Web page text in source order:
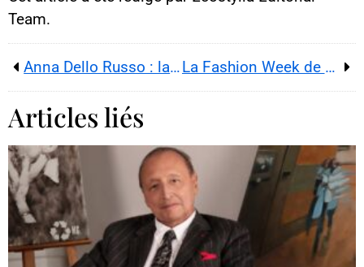
Team.
Anna Dello Russo : la Lady Gaga des fashion weeks La Fashion Week de Paris Printemps / Été 2024 comme si vous y étiez
Articles liés